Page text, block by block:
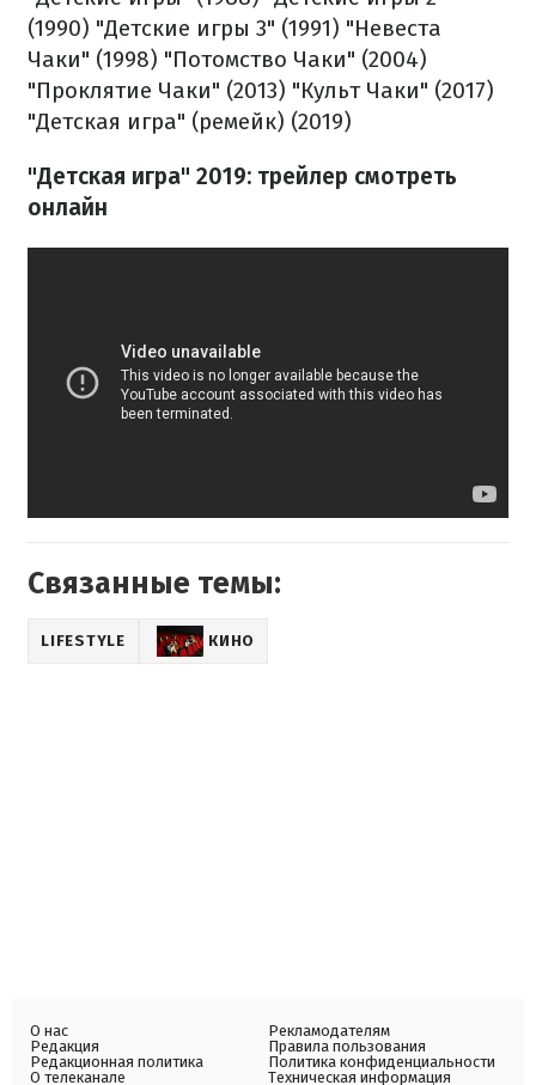
(1990) "Детские игры 3" (1991) "Невеста
Чаки" (1998) "Потомство Чаки" (2004)
"Проклятие Чаки" (2013) "Культ Чаки" (2017)
"Детская игра" (ремейк) (2019)
"Детская игра" 2019: трейлер смотреть
онлайн
Связанные темы:
LIFESTYLE КИНО
О нас
Редакция
Редакционная политика
О телеканале
Рекламодателям
Правила пользования
Политика конфиденциальности
Техническая информация